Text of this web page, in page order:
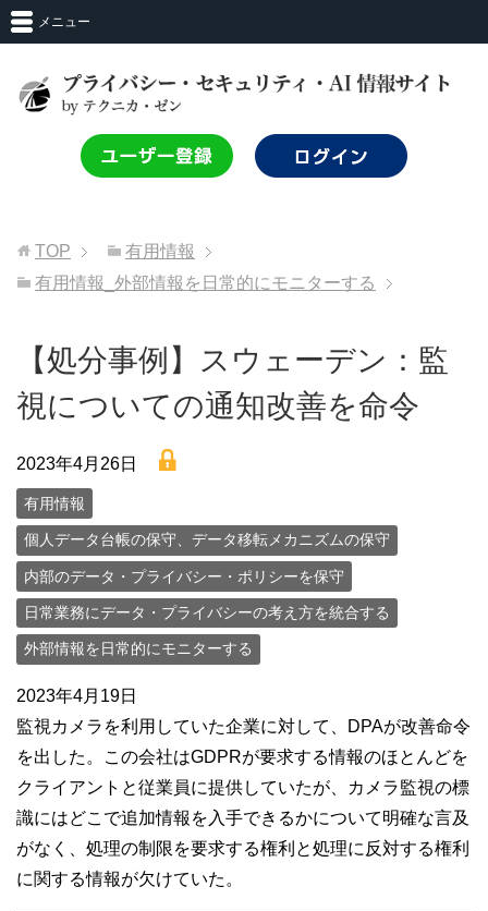
メニュー
TOP
有用情報
有用情報_外部情報を日常的にモニターする
【処分事例】スウェーデン：監
視についての通知改善を命令
2023年4月26日 lock
有用情報
個人データ台帳の保守、データ移転メカニズムの保守
内部のデータ・プライバシー・ポリシーを保守
日常業務にデータ・プライバシーの考え方を統合する
外部情報を日常的にモニターする
2023年4月19日
監視カメラを利用していた企業に対して、DPAが改善命令
を出した。この会社はGDPRが要求する情報のほとんどを
クライアントと従業員に提供していたが、カメラ監視の標
識にはどこで追加情報を入手できるかについて明確な言及
がなく、処理の制限を要求する権利と処理に反対する権利
に関する情報が欠けていた。